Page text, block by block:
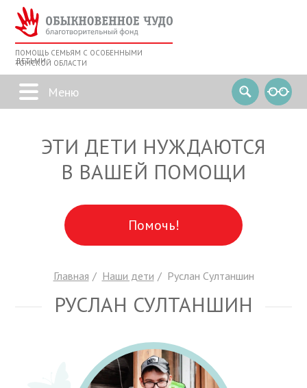
ПОМОЩЬ СЕМЬЯМ С ОСОБЕННЫМИ
ДЕТЬМИ
ТОМСКОЙ ОБЛАСТИ
ЭТИ ДЕТИ НУЖДАЮТСЯ
В ВАШЕЙ ПОМОЩИ
Помочь!
Главная Наши дети Руслан Султаншин
РУСЛАН СУЛТАНШИН